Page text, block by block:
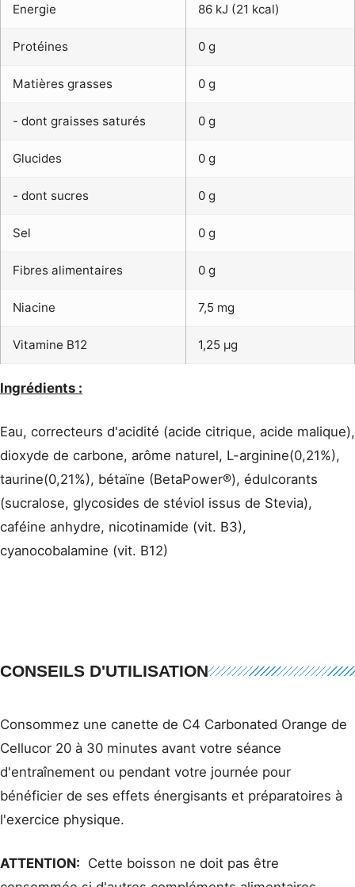
Energie 86 kJ (21 kcal)
Protéines 0 g
Matières grasses 0 g
- dont graisses saturés 0 g
Glucides 0 g
- dont sucres 0 g
Sel 0 g
Fibres alimentaires 0 g
Niacine 7,5 mg
Vitamine B12 1,25 µg
Ingrédients :
Eau, correcteurs d'acidité (acide citrique, acide malique),
dioxyde de carbone, arôme naturel, L-arginine(0,21%),
taurine(0,21%), bétaïne (BetaPower®), édulcorants
(sucralose, glycosides de stéviol issus de Stevia),
caféine anhydre, nicotinamide (vit. B3),
cyanocobalamine (vit. B12)
CONSEILS D'UTILISATION
Consommez une canette de C4 Carbonated Orange de
Cellucor 20 à 30 minutes avant votre séance
d'entraînement ou pendant votre journée pour
bénéficier de ses effets énergisants et préparatoires à
l'exercice physique.
ATTENTION: Cette boisson ne doit pas être